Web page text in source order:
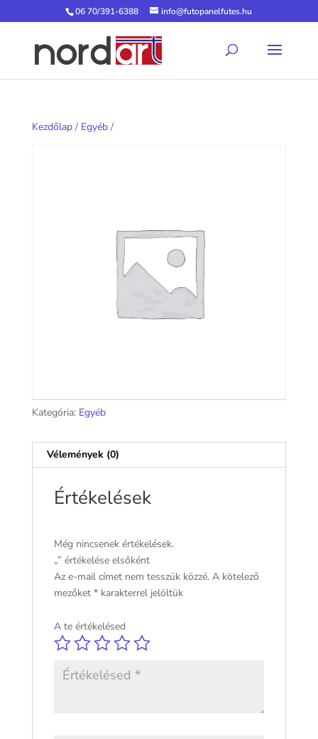
06 70/391-6388 info@futopanelfutes.hu
Kezdőlap/ Egyéb/
Kategória: Egyéb
Vélemények (0)
Értékelések
Még nincsenek értékelések.
„” értékelése elsőként
Az e-mail címet nem tesszük közzé. A kötelező
mezőket *karakterrel jelöltük
A te értékelésed